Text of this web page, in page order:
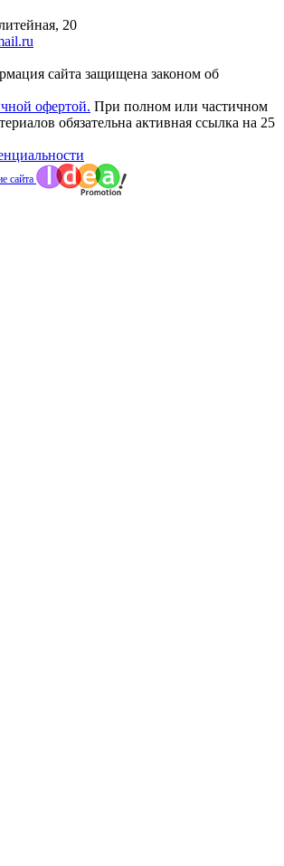
20
сайта защищена законом об
офертой. При полном или частичном
обязательна активная ссылка на 25
сайта